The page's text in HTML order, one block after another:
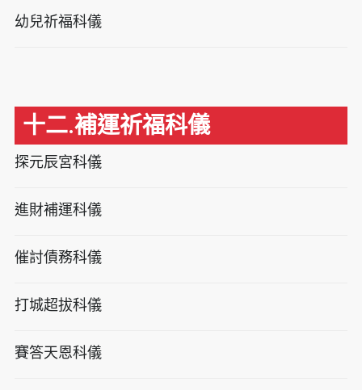
幼兒祈福科儀
十二.補運祈福科儀
探元辰宮科儀
進財補運科儀
催討債務科儀
打城超拔科儀
賽答天恩科儀